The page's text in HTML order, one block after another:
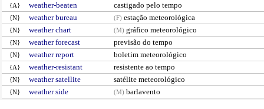
{A} weather-beaten castigado pelo tempo
{N} weather bureau (F) estação meteorológica
{N} weather chart (M) gráfico meteorológico
{N} weather forecast previsão do tempo
{N} weather report boletim meteorológico
{A} weather-resistant resistente ao tempo
{N} weather satellite satélite meteorológico
{N} weather side (M) barlavento